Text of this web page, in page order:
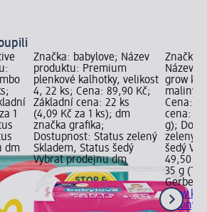
1
dm
Značka: babylove; Název
produktu: Premium
plenkové kalhotky, velikost
4, 22 ks; Cena: 89,90 Kč;
Základní cena: 22 ks
(4,09 Kč za 1 ks); dm
značka grafika;
Dostupnost: Status zelený
Skladem, Status šedý
Vybrat prodejnu dm
Značka:
Název
grow
maliny
Cena:
cena: 35
g);
zelený
šedý
49,50 Kč
35 g
Gerber
grow
maliny